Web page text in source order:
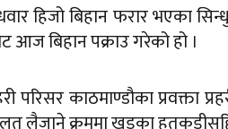
हिजो बिहान फरार भएका
आज बिहान पक्राउ गरेको हो ।
परिसर काठमाण्डौका प्रवक्ता